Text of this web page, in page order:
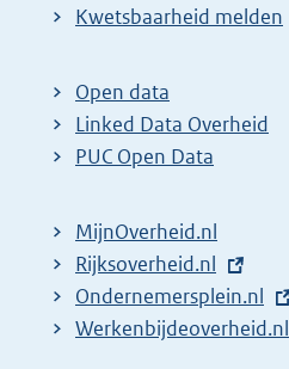
E
t
e
r
l
i
n
k
Kwetsbaarheid melden
Open data
Linked Data Overheid
PUC Open Data
MijnOverheid.nl
E
x
t
Rijksoverheid.nl
E
x
Ondernemersplein.nl
E
Werkenbijdeoverheid.nl